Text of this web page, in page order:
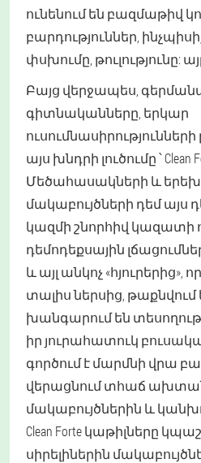
ունենում են բազմաթիվ
բարդություններ,
փսխումը, թուլությունը: այլ
Բայց վերջապես,
գիտնականները, երկար
այս խնդրի լուծումը ՝ Clean
Մեծահասակների և
մակաբույծների դեմ այս
կազմի շնորհիվ կազատի
դեմոդեքսային
և այլ անկոչ «հյուրերից»,
տալիս ներսից,
խանգարում են
իր յուրահատուկ
գործում է մարմնի վրա
վերացնում տհաճ
մակաբույծներին և
Clean Forte կաթիլները
սիրելիներին